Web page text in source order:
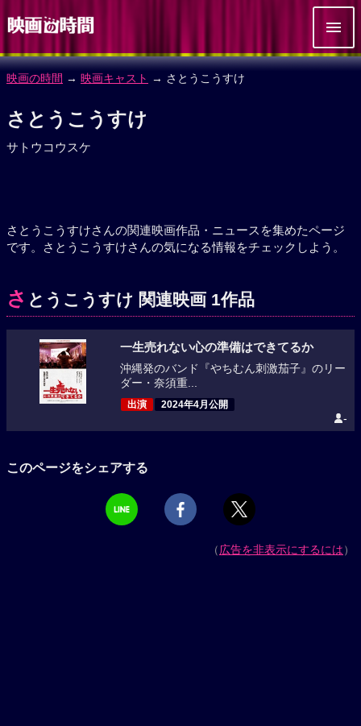
映画の時間 → 映画キャスト → さとうこうすけ
さとうこうすけ
サトウコウスケ
さとうこうすけさんの関連映画作品・ニュースを集めたページ
です。さとうこうすけさんの気になる情報をチェックしよう。
さ とうこうすけ 関連映画 1作品
一生売れない心の準備はできてるか
沖縄発のバンド『やちむん刺激茄子』のリー
ダー・奈須重...
出演 2024年4月公開
-
このページをシェアする
（広告を非表示にするには）